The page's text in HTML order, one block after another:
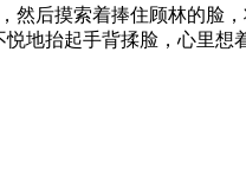
后摸索着捧住顾林的脸，
地抬起手背揉脸，心里